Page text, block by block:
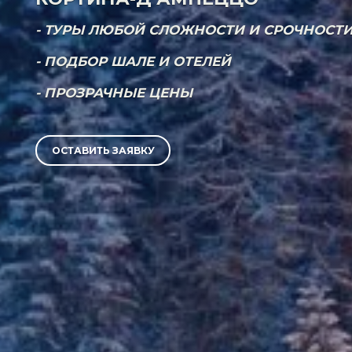
- ТУРЫ ЛЮБОЙ СЛОЖНОСТИ И
- ПОДБОР ШАЛЕ И ОТЕЛЕЙ
- ПРОЗРАЧНЫЕ ЦЕНЫ
ОСТАВИТЬ ЗАЯВКУ